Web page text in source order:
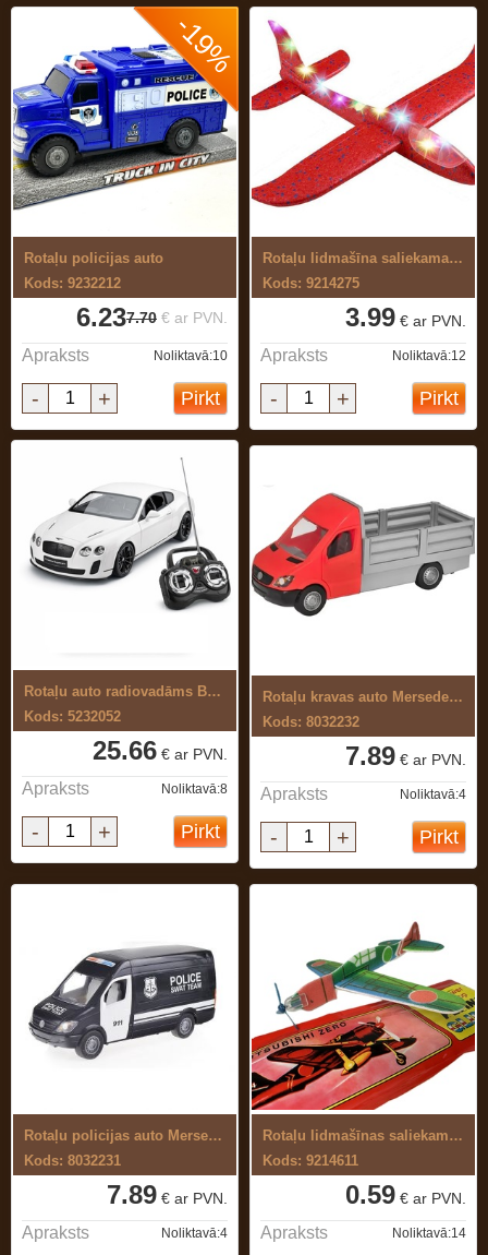
-19%
Rotaļu policijas auto
Kods: 9232212
7.70 € ar PVN.
6.23
Apraksts Noliktavā:10
- + Pirkt
Rotaļu lidmašīna saliekama ar gaismu
Kods: 9214275
3.99 € ar PVN.
Apraksts Noliktavā:12
- + Pirkt
Rotaļu auto radiovadāms Bentley 1:24
Kods: 5232052
25.66 € ar PVN.
Apraksts Noliktavā:8
- + Pirkt
Rotaļu kravas auto Mersedes-Benz ...
Kods: 8032232
7.89 € ar PVN.
Apraksts Noliktavā:4
- + Pirkt
Rotaļu policijas auto Mersedes-Benz ...
Kods: 8032231
7.89 € ar PVN.
Apraksts Noliktavā:4
Rotaļu lidmašīnas saliekams modelis
Kods: 9214611
0.59 € ar PVN.
Apraksts Noliktavā:14